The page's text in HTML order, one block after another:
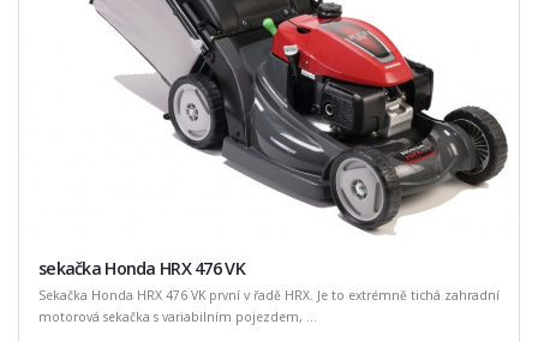
sekačka Honda HRX 476 VK
Sekačka Honda HRX 476 VK první v řadě HRX. Je to extrémně tichá zahradní
motorová sekačka s variabilním pojezdem, ...